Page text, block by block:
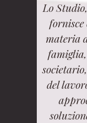
Lo
fornisce
materia
del